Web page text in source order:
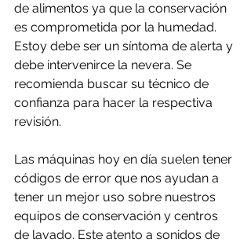
de alimentos ya que la conservación
es comprometida por la humedad.
Estoy debe ser un síntoma de alerta y
debe intervenirce la nevera. Se
recomienda buscar su técnico de
confianza para hacer la respectiva
revisión.
Las máquinas hoy en día suelen tener
códigos de error que nos ayudan a
tener un mejor uso sobre nuestros
equipos de conservación y centros
de lavado. Este atento a sonidos de